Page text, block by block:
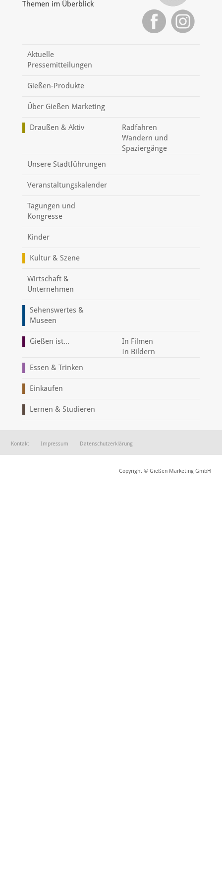
Themen im Überblick
Aktuelle
Pressemitteilungen
Gießen-Produkte
Über Gießen Marketing
Draußen & Aktiv
Radfahren
Wandern und
Spaziergänge
Unsere Stadtführungen
Veranstaltungskalender
Tagungen und
Kongresse
Kinder
Kultur & Szene
Wirtschaft &
Unternehmen
Sehenswertes &
Museen
Gießen ist...
In Filmen
In Bildern
Essen & Trinken
Einkaufen
Lernen & Studieren
Kontakt Impressum Datenschutzerklärung
Copyright © Gießen Marketing GmbH